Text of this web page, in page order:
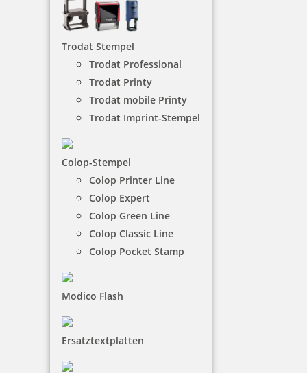
Trodat Stempel
Trodat Professional
Trodat Printy
Trodat mobile Printy
Trodat Imprint-Stempel
Colop-Stempel
Colop Printer Line
Colop Expert
Colop Green Line
Colop Classic Line
Colop Pocket Stamp
Modico Flash
Ersatztextplatten
unbekannter Fehler
Es ist ein unbekannter Fehler aufgetreten.